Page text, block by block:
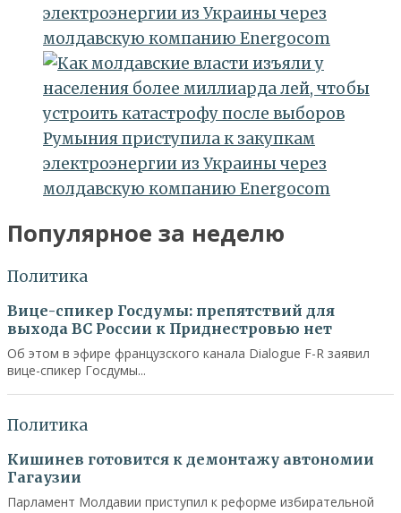
электроэнергии из Украины через
молдавскую компанию Energocom
Румыния приступила к закупкам
электроэнергии из Украины через
молдавскую компанию Energocom
Популярное за неделю